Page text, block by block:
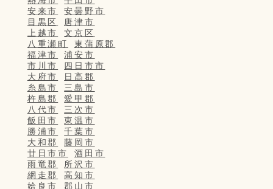
安来市
安曇野市
目黒区
唐津市
上越市
文京区
八重瀬町
東蒲原郡
福津市
浦安市
市川市
四日市市
大府市
日高郡
糸島市
三島市
杵島郡
愛甲郡
八代市
三次市
飯田市
東温市
勝浦市
千葉市
大和郡
藤岡市
廿日市市
酒田市
雨竜郡
所沢市
網走郡
高知市
姶良市
郡山市